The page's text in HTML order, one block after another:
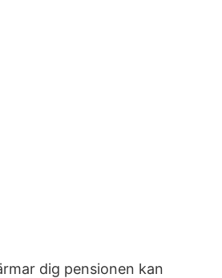
dig pensionen kan